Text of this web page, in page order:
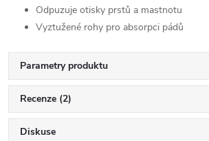
Odpuzuje otisky prstů a mastnotu
Vyztužené rohy pro absorpci pádů
Parametry produktu
Recenze (2)
Diskuse